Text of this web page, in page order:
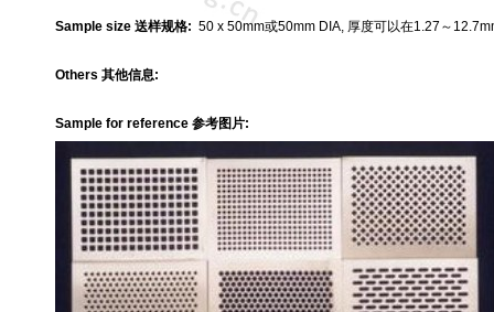
Sample size 送样规格: 50 x 50mm或50mm DIA, 厚度可以在1.27～
Others 其他信息:
Sample for reference 参考图片: